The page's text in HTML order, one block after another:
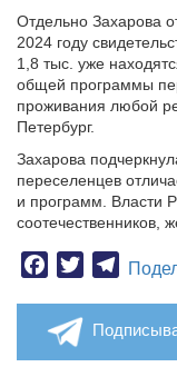
Отдельно Захарова
2024 году
1,8 тыс. уже
общей программы
проживания любой
Петербург.
Захарова
переселенцев
и программ. Власти
соотечественников,
Facebook
Twitter